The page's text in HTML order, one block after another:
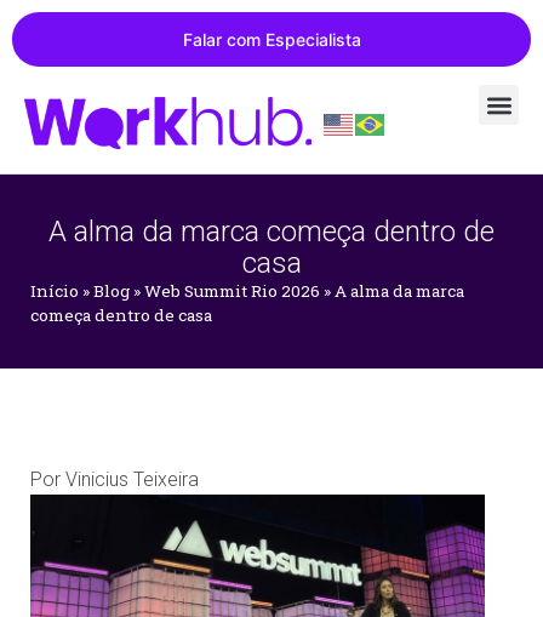
Falar com Especialista
A alma da marca começa dentro de
casa
Início »Blog »Web Summit Rio 2026 »A alma da marca
começa dentro de casa
Por Vinicius Teixeira